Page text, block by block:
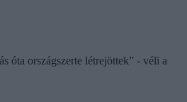
óta országszerte létrejöttek” - véli a